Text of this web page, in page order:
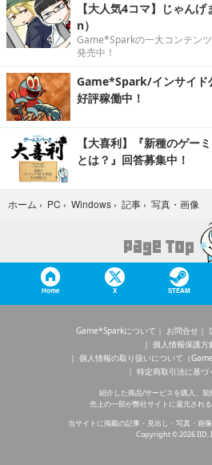
【大人気4コマ】じゃん
n）
Game*Sparkの一大コンテン
発売中！
Game*Spark/インサイド
好評稼働中！
【大喜利】『新種のゲー
とは？』回答募集中！
ホーム › PC › Windows › 記事 › 写真・画像
Home X STEAM
Game*Sparkについて お問合せ
個人情報保護方
個人情報の取り扱いについて（
特定商取引法に基づ
紹介した商品/サービスを購入、契
売上の一部が弊社サイトに還元される
当サイトに掲載の記事・見出し・写真・画
Copyright © 2026 IID,